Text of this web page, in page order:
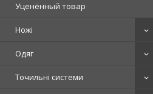
Уценённый товар
Ножі
Одяг
Точильні системи